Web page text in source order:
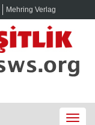
Mehring Verlag
Toggle